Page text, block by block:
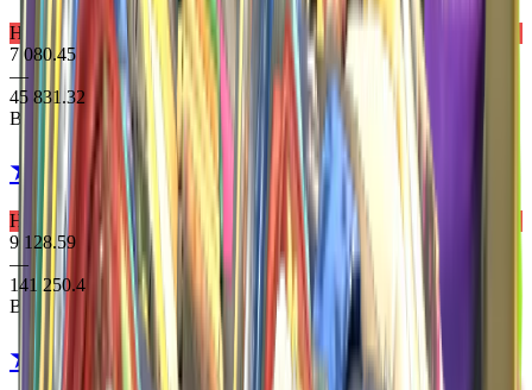
Надзвичайне Рукавички
7 080.45
—
45 831.32
Выпадает из 2 кейсів
★ Specialist GlovesFade
Надзвичайне Рукавички
9 128.59
—
141 250.4
Выпадает из 2 кейсів
★ Specialist Gloves Crimson Web